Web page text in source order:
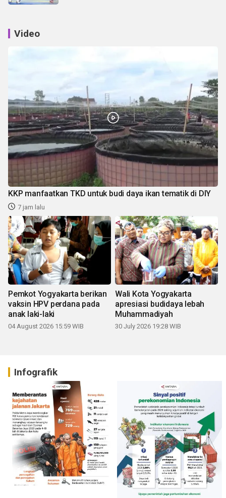
Video
KKP manfaatkan TKD untuk budi daya ikan tematik di DIY
7 jam lalu
Pemkot Yogyakarta berikan
vaksin HPV perdana pada
anak laki-laki
04 August 2026 15:59 WIB
Wali Kota Yogyakarta
apresiasi budidaya lebah
Muhammadiyah
30 July 2026 19:28 WIB
Infografik